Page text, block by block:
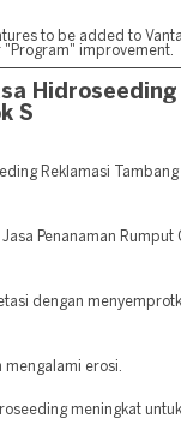
to be added to
improvement.
Hidroseeding
S
Reklamasi Tambang
Penanaman Rumput
dengan
mengalami erosi.
meningkat